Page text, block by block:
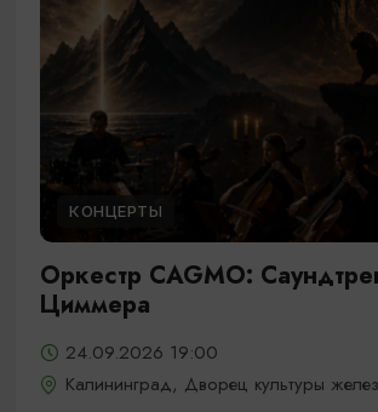
КОНЦЕРТЫ
Оркестр CAGMO:
Циммера
24.09.2026 19:00
Калининград, Дворец культуры